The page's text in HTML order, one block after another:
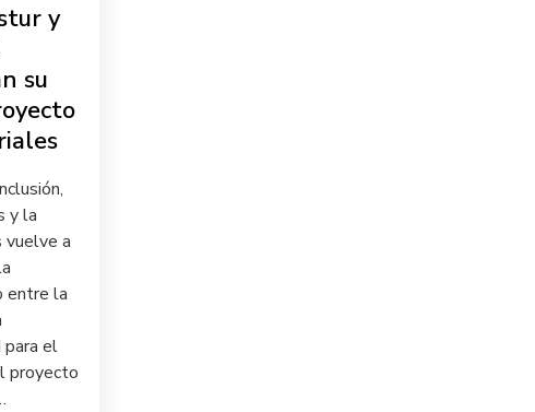
y
su
y la
vuelve a
entre la
para el
proyecto